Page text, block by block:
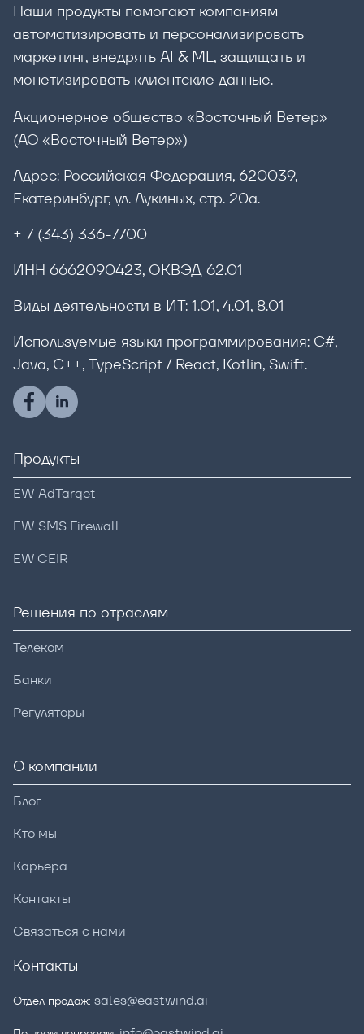
Наши продукты помогают компаниям
автоматизировать и персонализировать
маркетинг, внедрять AI & ML, защищать и
монетизировать клиентские данные.
Акционерное общество «Восточный Ветер»
(АО «Восточный Ветер»)
Адрес: Российская Федерация, 620039,
Екатеринбург, ул. Лукиных, стр. 20а.
+ 7 (343) 336-7700
ИНН 6662090423, ОКВЭД 62.01
Виды деятельности в ИТ: 1.01, 4.01, 8.01
Используемые языки программирования: C#,
Java, С++, TypeScript / React, Kotlin, Swift.
Продукты
EW AdTarget
EW SMS Firewall
EW CEIR
Решения по отраслям
Телеком
Банки
Регуляторы
О компании
Блог
Кто мы
Карьера
Контакты
Связаться с нами
Контакты
Отдел продаж: sales@eastwind.ai